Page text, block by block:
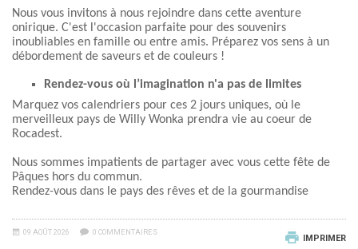
Nous vous invitons à nous rejoindre dans cette aventure
onirique. C'est l'occasion parfaite pour des souvenirs
inoubliables en famille ou entre amis. Préparez vos sens à un
débordement de saveurs et de couleurs !
Rendez-vous où l’imagination n'a pas de limites
Marquez vos calendriers pour ces 2 jours uniques, où le
merveilleux pays de Willy Wonka prendra vie au coeur de
Rocadest.
Nous sommes impatients de partager avec vous cette fête de
Pâques hors du commun.
Rendez-vous dans le pays des rêves et de la gourmandise
09 AOÛT 2026 0 COMMENTAIRES
IMPRIMER